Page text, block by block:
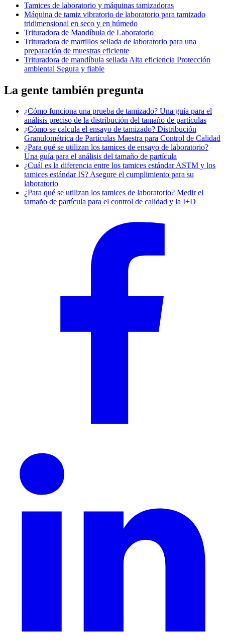
Tamices de laboratorio y máquinas tamizadoras
Máquina de tamiz vibratorio de laboratorio para tamizado
tridimensional en seco y en húmedo
Trituradora de Mandíbula de Laboratorio
Trituradora de martillos sellada de laboratorio para una
preparación de muestras eficiente
Trituradora de mandíbula sellada Alta eficiencia Protección
ambiental Segura y fiable
La gente también pregunta
¿Cómo funciona una prueba de tamizado? Una guía para el
análisis preciso de la distribución del tamaño de partículas
¿Cómo se calcula el ensayo de tamizado? Distribución
Granulométrica de Partículas Maestra para Control de Calidad
¿Para qué se utilizan los tamices de ensayo de laboratorio?
Una guía para el análisis del tamaño de partícula
¿Cuál es la diferencia entre los tamices estándar ASTM y los
tamices estándar IS? Asegure el cumplimiento para su
laboratorio
¿Para qué se utilizan los tamices de laboratorio? Medir el
tamaño de partícula para el control de calidad y la I+D